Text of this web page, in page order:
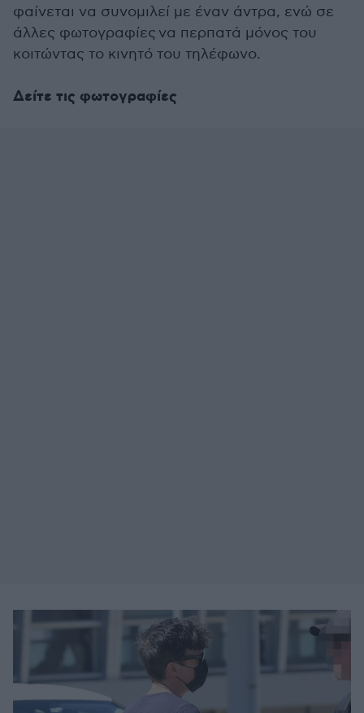
φαίνεται να συνομιλεί με έναν άντρα, ενώ σε
άλλες φωτογραφίες να περπατά μόνος του
κοιτώντας το κινητό του τηλέφωνο.
Δείτε τις φωτογραφίες